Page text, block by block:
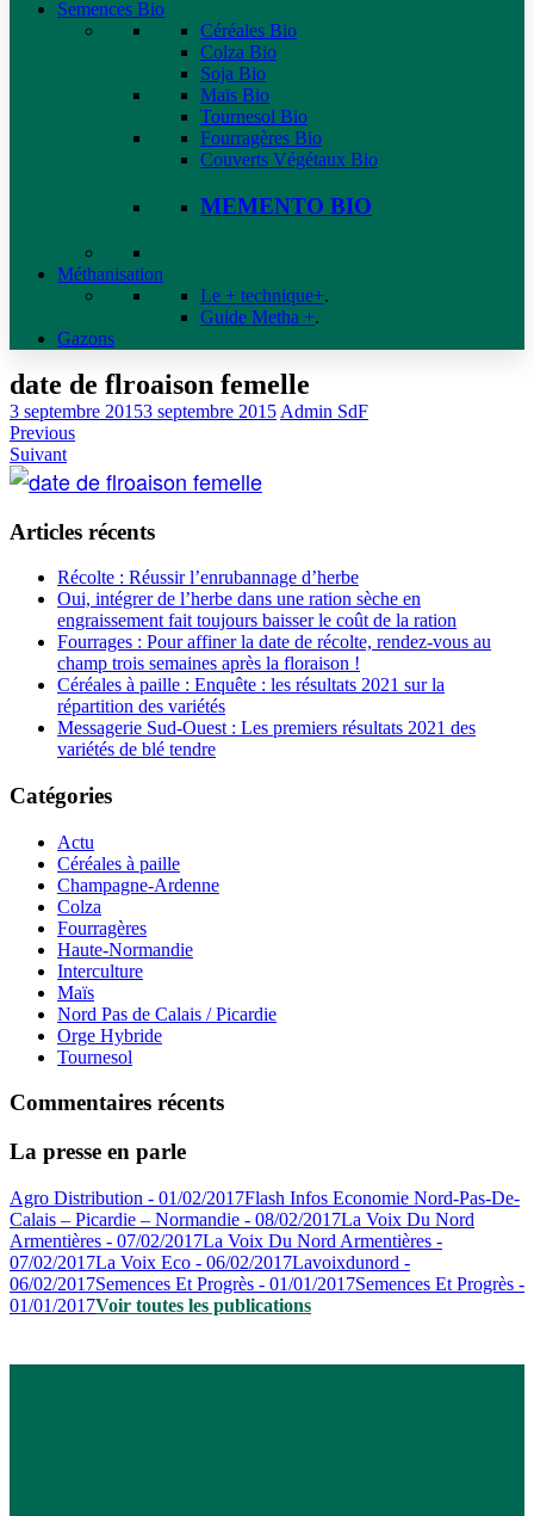
Semences Bio
Céréales Bio
Colza Bio
Soja Bio
Maïs Bio
Tournesol Bio
Fourragères Bio
Couverts Végétaux Bio
MEMENTO BIO
Méthanisation
Le + technique+.
Guide Metha +.
Gazons
date de flroaison femelle
3 septembre 20153 septembre 2015 Admin SdF
Previous
Suivant
Articles récents
Récolte : Réussir l’enrubannage d’herbe
Oui, intégrer de l’herbe dans une ration sèche en
engraissement fait toujours baisser le coût de la ration
Fourrages : Pour affiner la date de récolte, rendez-vous au
champ trois semaines après la floraison !
Céréales à paille : Enquête : les résultats 2021 sur la
répartition des variétés
Messagerie Sud-Ouest : Les premiers résultats 2021 des
variétés de blé tendre
Catégories
Actu
Céréales à paille
Champagne-Ardenne
Colza
Fourragères
Haute-Normandie
Interculture
Maïs
Nord Pas de Calais / Picardie
Orge Hybride
Tournesol
Commentaires récents
La presse en parle
Agro Distribution - 01/02/2017Flash Infos Economie Nord-Pas-De-
Calais – Picardie – Normandie - 08/02/2017La Voix Du Nord
Armentières - 07/02/2017La Voix Du Nord Armentières -
07/02/2017La Voix Eco - 06/02/2017Lavoixdunord -
06/02/2017Semences Et Progrès - 01/01/2017Semences Et Progrès -
01/01/2017Voir toutes les publications